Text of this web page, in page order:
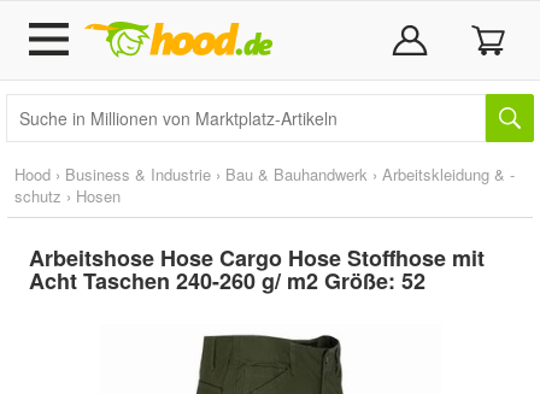
Hood › Business & Industrie › Bau & Bauhandwerk › Arbeitskleidung & -
schutz › Hosen
Arbeitshose Hose Cargo Hose Stoffhose mit
Acht Taschen 240-260 g/ m2 Größe: 52